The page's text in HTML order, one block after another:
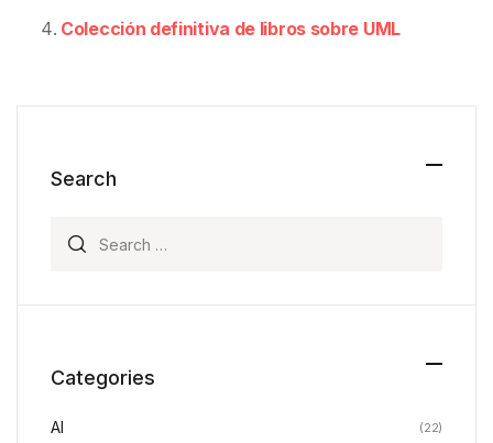
Colección definitiva de libros sobre UML
Search
Categories
AI (22)